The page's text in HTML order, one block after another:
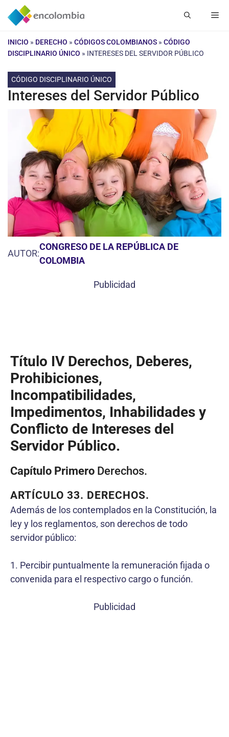
Saltar
INICIO » DERECHO » CÓDIGOS COLOMBIANOS » CÓDIGO
DISCIPLINARIO ÚNICO » INTERESES DEL SERVIDOR PÚBLICO
CÓDIGO DISCIPLINARIO ÚNICO
Intereses del Servidor Público
AUTOR:
CONGRESO DE LA REPÚBLICA DE
COLOMBIA
Publicidad
Título IV Derechos, Deberes,
Prohibiciones,
Incompatibilidades,
Impedimentos, Inhabilidades y
Conflicto de Intereses del
Servidor Público.
Capítulo Primero Derechos.
ARTÍCULO 33. DERECHOS.
Además de los contemplados en la Constitución, la
ley y los reglamentos, son derechos de todo
servidor público:
1. Percibir puntualmente la remuneración fijada o
convenida para el respectivo cargo o función.
Publicidad